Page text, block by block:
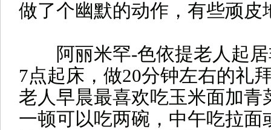
做了个幽默的动作，有些顽皮
阿丽米罕-色依提老人起居
7点起床，做20分钟左右的礼
老人早晨最喜欢吃玉米面加青
一顿可以吃两碗，中午吃拉面